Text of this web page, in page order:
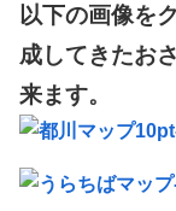
以下の画像を
成してきたお
来ます。